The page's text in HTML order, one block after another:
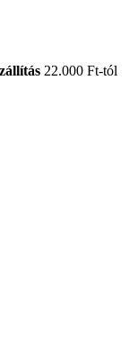
22.000 Ft-tól